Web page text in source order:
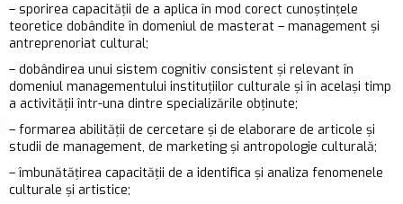
– sporirea capacităţii de a aplica în mod corect cunoştinţele
teoretice dobândite în domeniul de masterat – management şi
antreprenoriat cultural;
– dobândirea unui sistem cognitiv consistent şi relevant în
domeniul managementului instituţiilor culturale şi în acelaşi timp
a activităţii într-una dintre specializările obţinute;
– formarea abilităţii de cercetare şi de elaborare de articole şi
studii de management, de marketing şi antropologie culturală;
– îmbunătăţirea capacităţii de a identifica şi analiza fenomenele
culturale şi artistice;